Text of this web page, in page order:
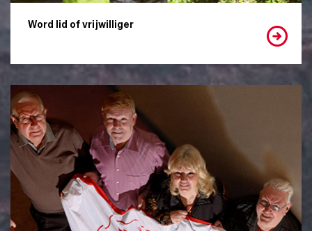
Word lid of vrijwilliger